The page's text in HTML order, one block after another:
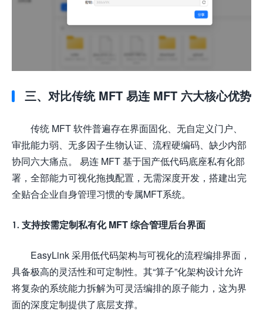
三、对比传统 MFT 易连 MFT 六大核心优势
传统 MFT 软件普遍存在界面固化、无自定义门户、
审批能力弱、无多因子生物认证、流程硬编码、缺少内部
协同六大痛点。 易连 MFT 基于国产低代码底座私有化部
署，全部能力可视化拖拽配置，无需深度开发，搭建出完
全贴合企业自身管理习惯的专属MFT系统。
1. 支持按需定制私有化 MFT 综合管理后台界面
EasyLink 采用低代码架构与可视化的流程编排界面，
具备极高的灵活性和可定制性。其“算子”化架构设计允许
将复杂的系统能力拆解为可灵活编排的原子能力，这为界
面的深度定制提供了底层支撑。